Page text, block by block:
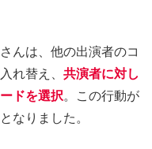
んは、他の出演者のコ
れ替え、 共演者に対し
ドを選択。この行動が
なりました。